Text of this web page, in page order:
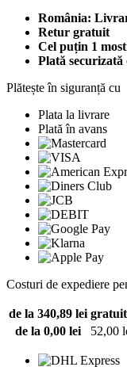
România:
Retur gratuit
Cel puțin 1
Plată securizată
Plătește în siguranță cu
Plata la livrare
Plată în avans
Costuri de expediere
de la 340,89 lei
de la 0,00 lei
52,00